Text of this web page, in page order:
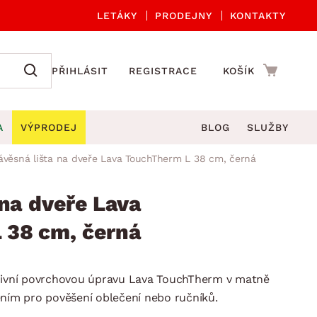
LETÁKY PRODEJNY KONTAKTY
PŘIHLÁSIT REGISTRACE KOŠÍK
Koupelnové doplňky
Zobrazit vše
židle a křesla
lavice
houpačky
lehátka
VÝPRODEJ BLOG SLUŽBY
lišta na dveře Lava TouchTherm L 38 cm, černá
dveře Lava
38 cm, černá
povrchovou úpravu Lava TouchTherm v matně
pro pověšení oblečení nebo ručníků.